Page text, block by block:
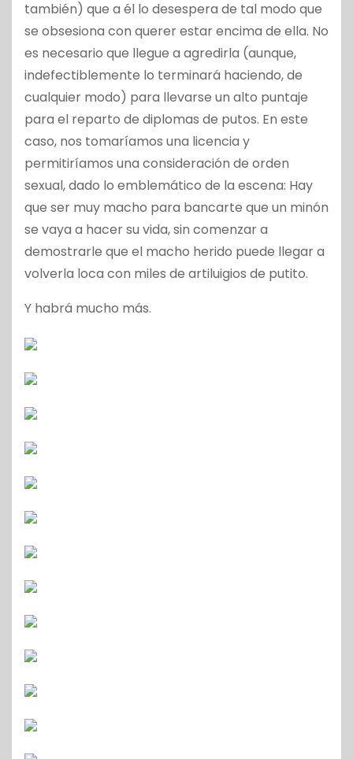
también) que a él lo desespera de tal modo que
se obsesiona con querer estar encima de ella. No
es necesario que llegue a agredirla (aunque,
indefectiblemente lo terminará haciendo, de
cualquier modo) para llevarse un alto puntaje
para el reparto de diplomas de putos. En este
caso, nos tomaríamos una licencia y
permitiríamos una consideración de orden
sexual, dado lo emblemático de la escena: Hay
que ser muy macho para bancarte que un minón
se vaya a hacer su vida, sin comenzar a
demostrarle que el macho herido puede llegar a
volverla loca con miles de artiluigios de putito.
Y habrá mucho más.